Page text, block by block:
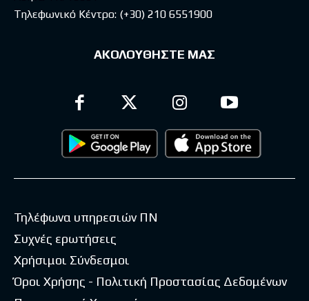
Τηλεφωνικό Κέντρο: (+30) 210 6551900
ΑΚΟΛΟΥΘΗΣΤΕ ΜΑΣ
Τηλέφωνα υπηρεσιών ΠΝ
Συχνές ερωτήσεις
Χρήσιμοι Σύνδεσμοι
Όροι Χρήσης - Πολιτική Προστασίας Δεδομένων